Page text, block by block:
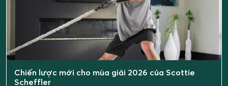
Chiến lược mới cho mùa giải 2026 của Scottie
Scheffler